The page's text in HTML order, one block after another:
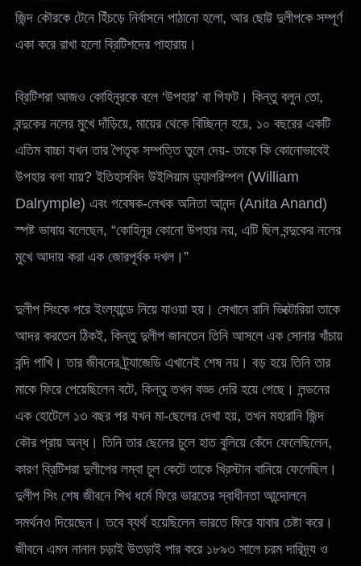
জিন্দ কৌরকে টেনে হিঁচড়ে নির্বাসনে পাঠানো হলো, আর ছোট্ট দুলীপকে সম্পূর্ণ
একা করে রাখা হলো ব্রিটিশদের পাহারায়।
ব্রিটিশরা আজও কোহিনূরকে বলে ‘উপহার’ বা গিফট। কিন্তু বলুন তো,
বন্দুকের নলের মুখে দাঁড়িয়ে, মায়ের থেকে বিচ্ছিন্ন হয়ে, ১০ বছরের একটি
এতিম বাচ্চা যখন তার পৈতৃক সম্পত্তি তুলে দেয়- তাকে কি কোনোভাবেই
উপহার বলা যায়? ইতিহাসবিদ উইলিয়াম ড্যালরিম্পল (William
Dalrymple) এবং গবেষক-লেখক অনিতা আনন্দ (Anita Anand)
স্পষ্ট ভাষায় বলেছেন, “কোহিনূর কোনো উপহার নয়, এটি ছিল বন্দুকের নলের
মুখে আদায় করা এক জোরপূর্বক দখল।”
দুলীপ সিংকে পরে ইংল্যান্ডে নিয়ে যাওয়া হয়। সেখানে রানি ভিক্টোরিয়া তাকে
আদর করতেন ঠিকই, কিন্তু দুলীপ জানতেন তিনি আসলে এক সোনার খাঁচায়
বন্দি পাখি। তার জীবনের ট্র্যাজেডি এখানেই শেষ নয়। বড় হয়ে তিনি তার
মাকে ফিরে পেয়েছিলেন বটে, কিন্তু তখন বড্ড দেরি হয়ে গেছে। লন্ডনের
এক হোটেলে ১৩ বছর পর যখন মা-ছেলের দেখা হয়, তখন মহারানি জিন্দ
কৌর প্রায় অন্ধ। তিনি তার ছেলের চুলে হাত বুলিয়ে কেঁদে ফেলেছিলেন,
কারণ ব্রিটিশরা দুলীপের লম্বা চুল কেটে তাকে খ্রিস্টান বানিয়ে ফেলেছিল।
দুলীপ সিং শেষ জীবনে শিখ ধর্মে ফিরে ভারতের স্বাধীনতা আন্দোলনে
সমর্থনও দিয়েছেন। তবে ব্যর্থ হয়েছিলেন ভারতে ফিরে যাবার চেষ্টা করে।
জীবনে এমন নানান চড়াই উতড়াই পার করে ১৮৯৩ সালে চরম দারিদ্র্য ও